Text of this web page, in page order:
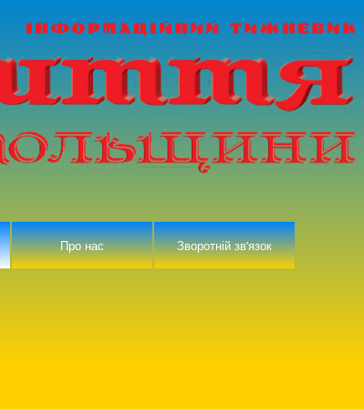
Про нас Зворотній зв'язок